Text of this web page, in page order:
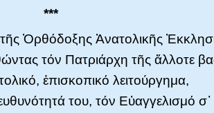
***
Ὀρθόδοξης Ἀνατολικῆς
τόν Πατριάρχη τῆς ἄλλοτε
ἐπισκοπικό λειτούργημα,
του, τόν Εὐαγγελισμό σ᾿